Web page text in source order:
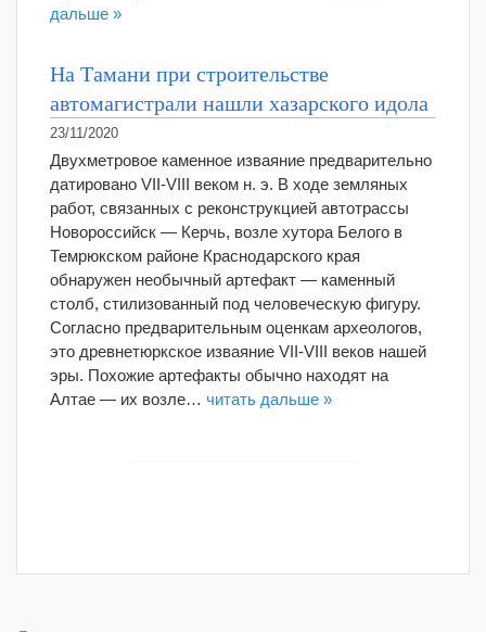
дальше »
На Тамани при строительстве
автомагистрали нашли хазарского идола
23/11/2020
Двухметровое каменное изваяние предварительно
датировано VII-VIII веком н. э. В ходе земляных
работ, связанных с реконструкцией автотрассы
Новороссийск — Керчь, возле хутора Белого в
Темрюкском районе Краснодарского края
обнаружен необычный артефакт — каменный
столб, стилизованный под человеческую фигуру.
Согласно предварительным оценкам археологов,
это древнетюркское изваяние VII-VIII веков нашей
эры. Похожие артефакты обычно находят на
Алтае — их возле… читать дальше »